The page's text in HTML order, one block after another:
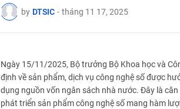
by DTSIC - tháng 11 17, 2025
Ngày 15/11/2025, Bộ trưởng Bộ Khoa học và
định về sản phẩm, dịch vụ công nghệ số được
dụng nguồn vốn ngân sách nhà nước. Đây là
phát triển sản phẩm công nghệ số mang hàm